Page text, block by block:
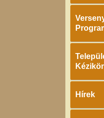
Hírek